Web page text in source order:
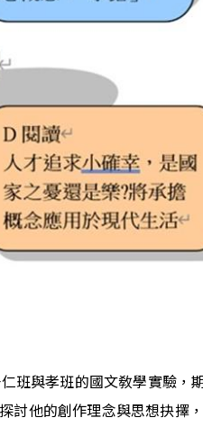
班與孝班的國文敎學實驗，
他的創作理念與思想抉擇